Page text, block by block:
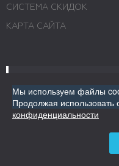
СИСТЕМА СКИДОК
КАРТА САЙТА
Пн - Пт 10:00
г. Москва, ул.
Мы используем файлы
Продолжая использовать
конфиденциальности